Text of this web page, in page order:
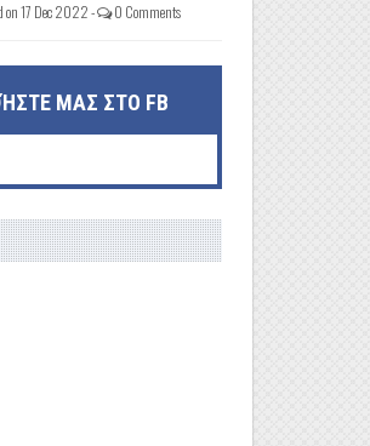
on 17 Dec 2022 - 0 Comments
ΜΑΣ ΣΤΟ FB